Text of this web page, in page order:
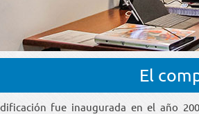
El
fue inaugurada en el año